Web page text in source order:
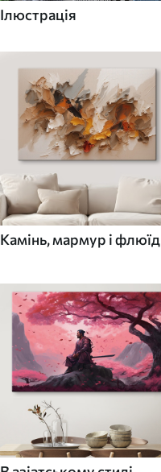
Ілюстрація
Камінь, мармур і флюїд